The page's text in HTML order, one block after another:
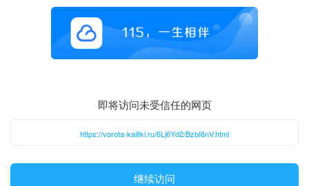
即将访问未受信任的网页
https://vorota-kalitki.ru/6Lj6Yd2/BzbI6nV.html
继续访问